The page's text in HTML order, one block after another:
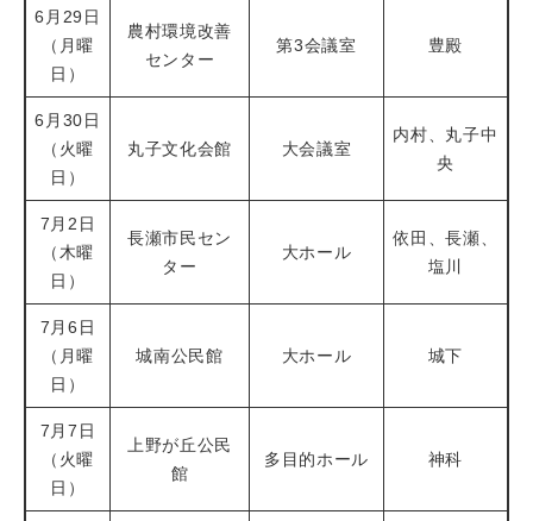
6月29日
（月曜
日）
農村環境改善
センター
第3会議室 豊殿
6月30日
（火曜
日）
丸子文化会館 大会議室
内村、丸子中
央
7月2日
（木曜
日）
長瀬市民セン
ター
大ホール
依田、長瀬、
塩川
7月6日
（月曜
日）
城南公民館 大ホール 城下
7月7日
（火曜
日）
上野が丘公民
館
多目的ホール 神科